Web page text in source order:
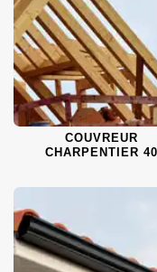
COUVREUR
CHARPENTIER 40